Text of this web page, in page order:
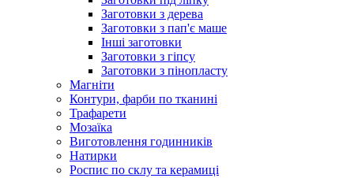
Заготовки з дерева
Заготовки з пап'є маше
Інші заготовки
Заготовки з гіпсу
Заготовки з пінопласту
Магніти
Контури, фарби по тканині
Трафарети
Мозаїка
Виготовлення годинників
Натирки
Роспис по склу та керамиці